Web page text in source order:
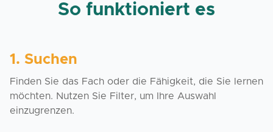
So funktioniert es
1. Suchen
Finden Sie das Fach oder die Fähigkeit, die Sie lernen
möchten. Nutzen Sie Filter, um Ihre Auswahl
einzugrenzen.